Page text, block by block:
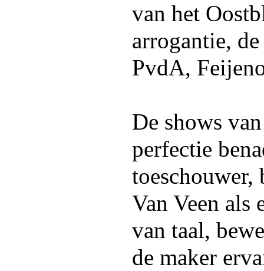
van het
arrogantie,
PvdA,
De shows
perfectie
toeschouwer,
Van Veen als
van taal,
de maker